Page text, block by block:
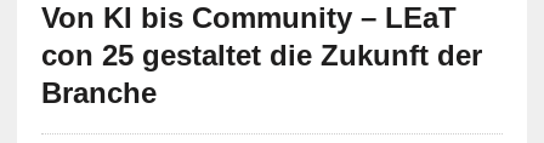
Von KI bis Community – LEaT
con 25 gestaltet die Zukunft der
Branche